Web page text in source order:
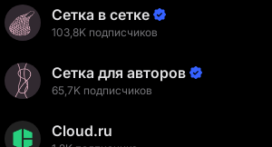
Сетка в сетке
103,8K подписчиков
Сетка для авторов
65,7K подписчиков
Cloud.ru